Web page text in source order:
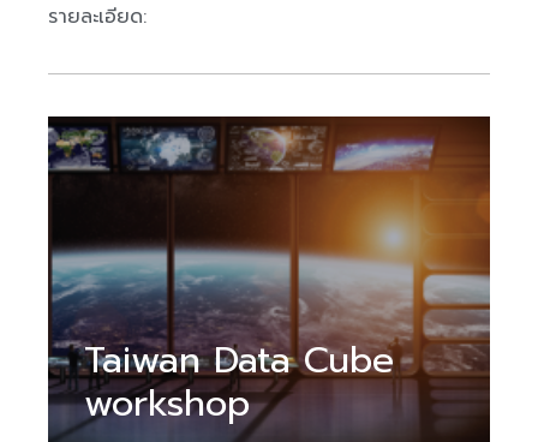
รายละเอียด:
Taiwan Data Cube
workshop